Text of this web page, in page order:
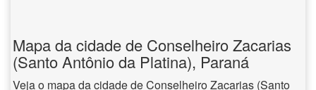
Mapa da cidade de Conselheiro Zacarias
(Santo Antônio da Platina), Paraná
Veja o mapa da cidade de Conselheiro Zacarias (Santo